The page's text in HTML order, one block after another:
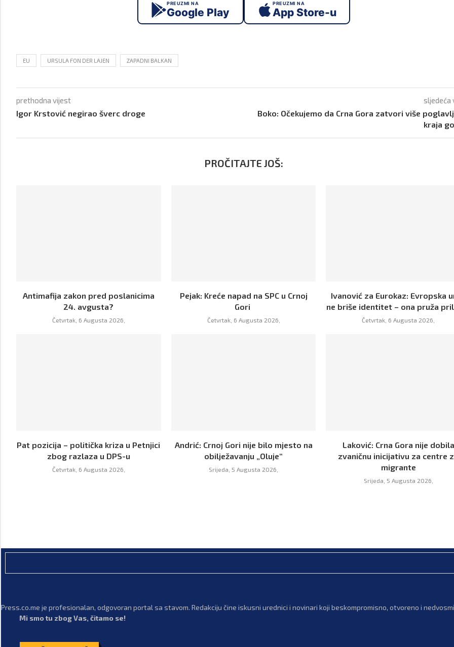
PREUZMI NA
Google Play
PREUZMI NA
App Store-u
EU URSULA FON DER LAJEN ZAPADNI BALKAN
prethodna vijest
Igor Krstović negirao šverc droge
sljedeća
Boko: Očekujemo da Crna Gora zatvori više
kraja
PROČITAJTE JOŠ:
Antimafija zakon pred poslanicima
24. avgusta?
Četvrtak, 6 Augusta 2026,
Pejak: Kreće napad na SPC u Crnoj
Gori
Četvrtak, 6 Augusta 2026,
Ivanović za Eurokaz: Evropska
ne briše identitet – ona pruža
Četvrtak, 6 Augusta 2026,
Pat pozicija – politička kriza u Petnjici
zbog razlaza u DPS-u
Četvrtak, 6 Augusta 2026,
Andrić: Crnoj Gori nije bilo mjesto na
obilježavanju „Oluje“
Srijeda, 5 Augusta 2026,
Laković: Crna Gora nije dobila
zvaničnu inicijativu za centre
migrante
Srijeda, 5 Augusta 2026,
Press.co.me je profesionalan, odgovoran portal sa stavom. Redakciju čine iskusni urednici i novinari koji beskompromisno, otvoreno i
Mi smo tu zbog Vas, čitamo se!